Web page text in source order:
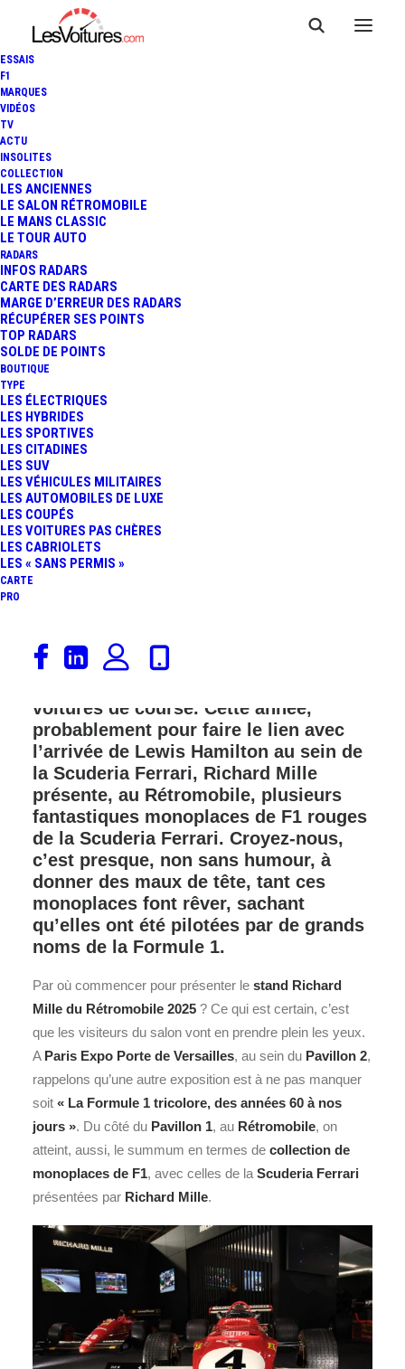
ESSAIS
F1
MARQUES
VIDÉOS
TV
ACTU
INSOLITES
COLLECTION
LES ANCIENNES
LE SALON RÉTROMOBILE
LE MANS CLASSIC
LE TOUR AUTO
RADARS
INFOS RADARS
CARTE DES RADARS
MARGE D’ERREUR DES RADARS
RÉCUPÉRER SES POINTS
TOP RADARS
SOLDE DE POINTS
BOUTIQUE
TYPE
LES ÉLECTRIQUES
LES HYBRIDES
LES SPORTIVES
LES CITADINES
LES SUV
LES VÉHICULES MILITAIRES
LES AUTOMOBILES DE LUXE
LES COUPÉS
LES VOITURES PAS CHÈRES
LES CABRIOLETS
LES « SANS PERMIS »
CARTE
PRO
INCROYABLES F1 DE LA
SCUDERIA FERRARI
4 Minutes
A chaque édition du Rétromobile,
Richard Mille expose, sur son stand,
voitures de course. Cette année,
probablement pour faire le lien avec
l’arrivée de Lewis Hamilton au sein de
la Scuderia Ferrari, Richard Mille
présente, au Rétromobile, plusieurs
fantastiques monoplaces de F1 rouges
de la Scuderia Ferrari. Croyez-nous,
c’est presque, non sans humour, à
donner des maux de tête, tant ces
monoplaces font rêver, sachant
qu’elles ont été pilotées par de grands
noms de la Formule 1.
Par où commencer pour présenter le stand Richard
Mille du Rétromobile 2025 ? Ce qui est certain, c’est
que les visiteurs du salon vont en prendre plein les yeux.
A Paris Expo Porte de Versailles, au sein du Pavillon 2,
rappelons qu’une autre exposition est à ne pas manquer
soit « La Formule 1 tricolore, des années 60 à nos
jours ». Du côté du Pavillon 1, au Rétromobile, on
atteint, aussi, le summum en termes de collection de
monoplaces de F1, avec celles de la Scuderia Ferrari
présentées par Richard Mille.